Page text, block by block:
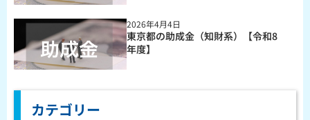
2026年4月4日
東京都の助成金（知財系）【令和8
年度】
カテゴリー